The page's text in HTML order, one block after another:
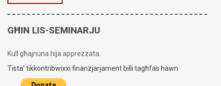
GĦIN LIS-SEMINARJU
Kull għajnuna hija apprezzata.
Tista’ tikkontribwixxi finanzjarjament billi tagħfas hawn